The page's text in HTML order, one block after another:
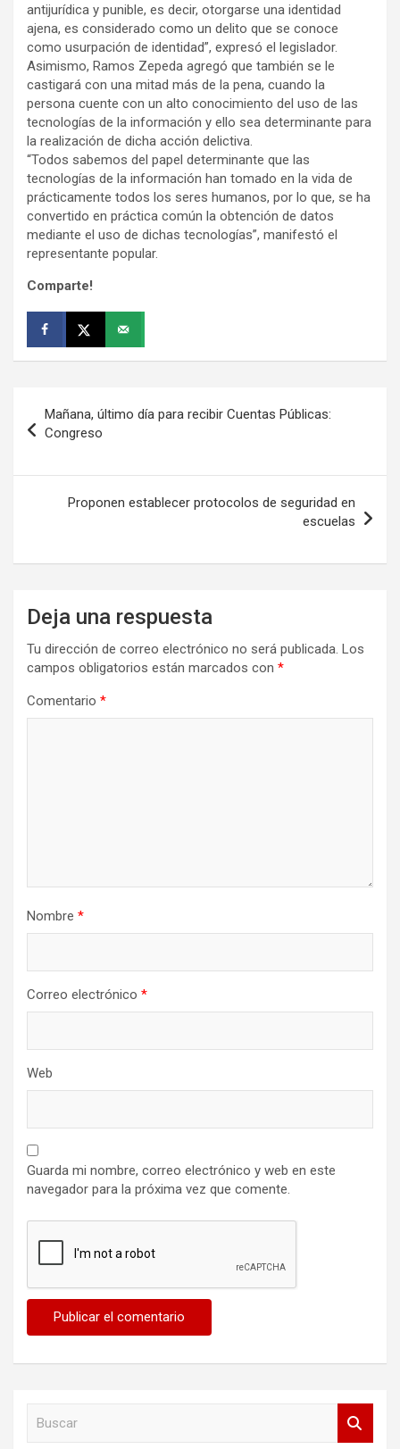
antijurídica y punible, es decir, otorgarse una identidad
ajena, es considerado como un delito que se conoce
como usurpación de identidad”, expresó el legislador.
Asimismo, Ramos Zepeda agregó que también se le
castigará con una mitad más de la pena, cuando la
persona cuente con un alto conocimiento del uso de las
tecnologías de la información y ello sea determinante para
la realización de dicha acción delictiva.
“Todos sabemos del papel determinante que las
tecnologías de la información han tomado en la vida de
prácticamente todos los seres humanos, por lo que, se ha
convertido en práctica común la obtención de datos
mediante el uso de dichas tecnologías”, manifestó el
representante popular.
Comparte!
de
Mañana, último día para recibir Cuentas Públicas:
Congreso
Proponen establecer protocolos de seguridad en
escuelas
Deja una respuesta
Tu dirección de correo electrónico no será publicada. Los
campos obligatorios están marcados con *
Comentario *
Nombre *
Correo electrónico *
Web
Guarda mi nombre, correo electrónico y web en este
navegador para la próxima vez que comente.